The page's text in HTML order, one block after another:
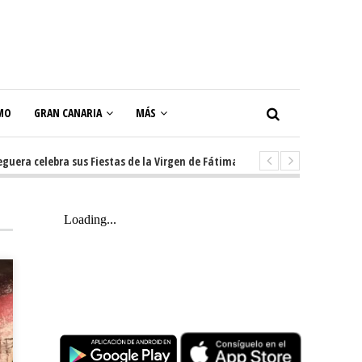
GRAN CANARIA MÁS
celebra sus Fiestas de la Virgen de Fátima con diez días de tradición,